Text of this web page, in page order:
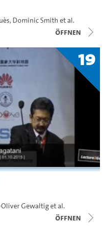
, Dominic Smith et al.
Öffnen
19
Gewaltiget al.
Öffnen